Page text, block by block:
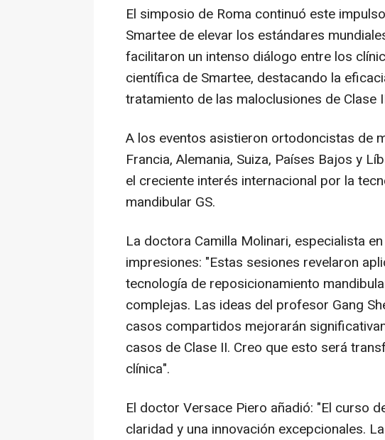
El simposio de Roma continuó este
Smartee de elevar los estándares
facilitaron un intenso diálogo entre los
científica de Smartee, destacando la
tratamiento de las maloclusiones de Clase
A los eventos asistieron ortodoncistas de
Francia, Alemania, Suiza, Países Bajos y
el creciente interés internacional por la
mandibular GS.
La doctora Camilla Molinari, especialista
impresiones: "Estas sesiones revelaron
tecnología de reposicionamiento
complejas. Las ideas del profesor Gang
casos compartidos mejorarán
casos de Clase II. Creo que esto será
clínica".
El doctor Versace Piero añadió: "El curso
claridad y una innovación excepcionales.